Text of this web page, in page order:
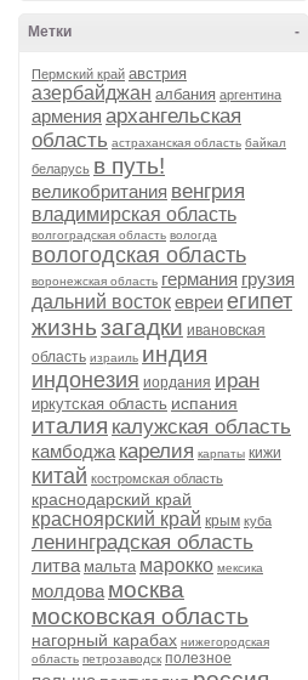
-
Метки
Пермский край австрия
азербайджан албания аргентина
армения архангельская
область астраханская область байкал
беларусь в путь!
великобритания венгрия
владимирская область
волгоградская область вологда
вологодская область
воронежская область германия грузия
дальний востокевреиегипет
жизньзагадки ивановская
область израиль индия
индонезия иордания иран
иркутская область испания
италия калужская область
камбоджа карелия карпаты кижи
китай костромская область
краснодарский край
красноярский край крым куба
ленинградская область
литва мальта марокко мексика
молдова москва
московская область
нагорный карабах нижегородская
область петрозаводск полезное